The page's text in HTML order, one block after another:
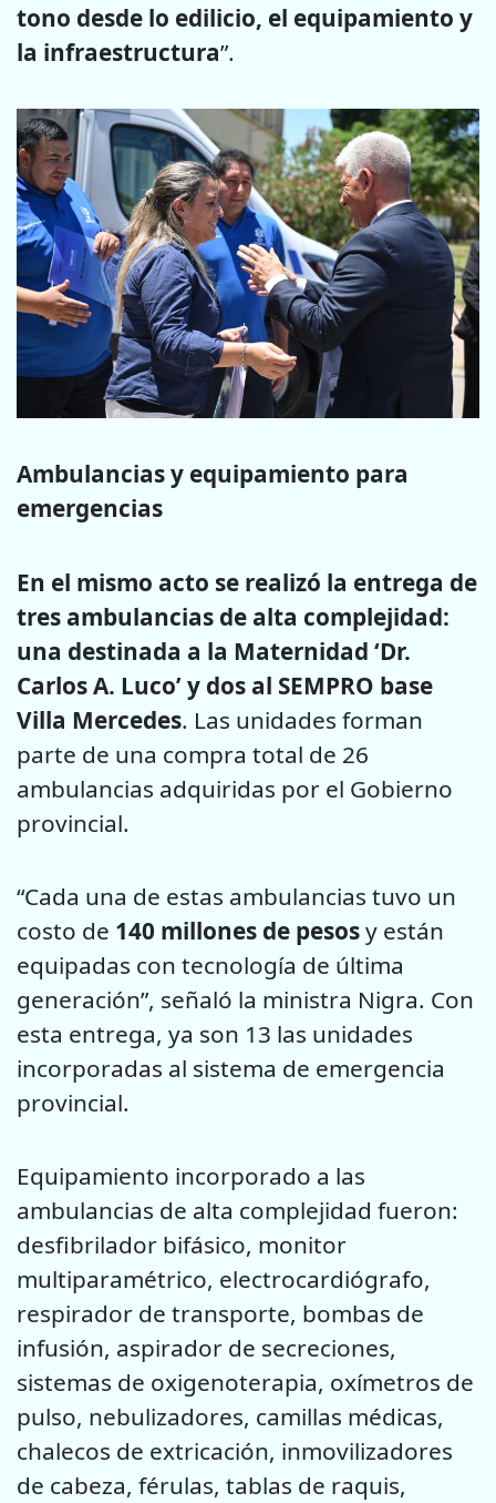
tono desde lo edilicio, el equipamiento y
la infraestructura”.
Ambulancias y equipamiento para
emergencias
En el mismo acto se realizó la entrega de
tres ambulancias de alta complejidad:
una destinada a la Maternidad ‘Dr.
Carlos A. Luco’ y dos al SEMPRO base
Villa Mercedes. Las unidades forman
parte de una compra total de 26
ambulancias adquiridas por el Gobierno
provincial.
“Cada una de estas ambulancias tuvo un
costo de 140 millones de pesosy están
equipadas con tecnología de última
generación”, señaló la ministra Nigra. Con
esta entrega, ya son 13 las unidades
incorporadas al sistema de emergencia
provincial.
Equipamiento incorporado a las
ambulancias de alta complejidad fueron:
desfibrilador bifásico, monitor
multiparamétrico, electrocardiógrafo,
respirador de transporte, bombas de
infusión, aspirador de secreciones,
sistemas de oxigenoterapia, oxímetros de
pulso, nebulizadores, camillas médicas,
chalecos de extricación, inmovilizadores
de cabeza, férulas, tablas de raquis,